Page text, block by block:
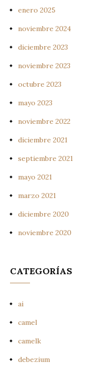
enero 2025
noviembre 2024
diciembre 2023
noviembre 2023
octubre 2023
mayo 2023
noviembre 2022
diciembre 2021
septiembre 2021
mayo 2021
marzo 2021
diciembre 2020
noviembre 2020
CATEGORÍAS
ai
camel
camelk
debezium